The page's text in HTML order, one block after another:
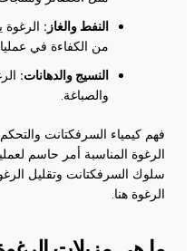
النفط والغاز:
من الكفاءة في
النسيج والدهانات:
والصباغة.
فهم كيمياء السرفكتانت
الرغوة المناسبة أمر حاسم
سلوك السرفكتانت وتقليل
الرغوة هنا